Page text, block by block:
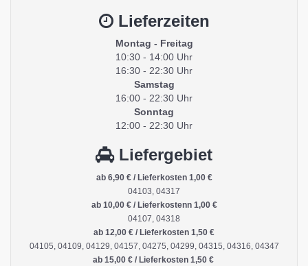
Lieferzeiten
Montag - Freitag
10:30 - 14:00 Uhr
16:30 - 22:30 Uhr
Samstag
16:00 - 22:30 Uhr
Sonntag
12:00 - 22:30 Uhr
Liefergebiet
ab 6,90 € / Lieferkosten 1,00 €
04103, 04317
ab 10,00 € / Lieferkostenn 1,00 €
04107, 04318
ab 12,00 € / Lieferkosten 1,50 €
04105, 04109, 04129, 04157, 04275, 04299, 04315, 04316, 04347
ab 15,00 € / Lieferkosten 1,50 €